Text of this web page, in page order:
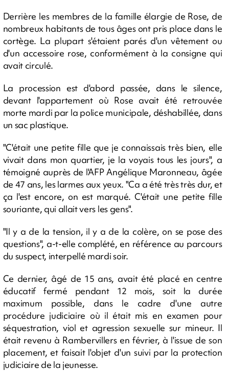
Derrière les membres de la famille élargie de Rose, de
nombreux habitants de tous âges ont pris place dans le
cortège. La plupart s'étaient parés d'un vêtement ou
d'un accessoire rose, conformément à la consigne qui
avait circulé.
La procession est d'abord passée, dans le silence,
devant l'appartement où Rose avait été retrouvée
morte mardi par la police municipale, déshabillée, dans
un sac plastique.
"C'était une petite fille que je connaissais très bien, elle
vivait dans mon quartier, je la voyais tous les jours", a
témoigné auprès de l'AFP Angélique Maronneau, âgée
de 47 ans, les larmes aux yeux. "Ca a été très très dur, et
ça l'est encore, on est marqué. C'était une petite fille
souriante, qui allait vers les gens".
"Il y a de la tension, il y a de la colère, on se pose des
questions", a-t-elle complété, en référence au parcours
du suspect, interpellé mardi soir.
Ce dernier, âgé de 15 ans, avait été placé en centre
éducatif fermé pendant 12 mois, soit la durée
maximum possible, dans le cadre d'une autre
procédure judiciaire où il était mis en examen pour
séquestration, viol et agression sexuelle sur mineur. Il
était revenu à Rambervillers en février, à l'issue de son
placement, et faisait l'objet d'un suivi par la protection
judiciaire de la jeunesse.